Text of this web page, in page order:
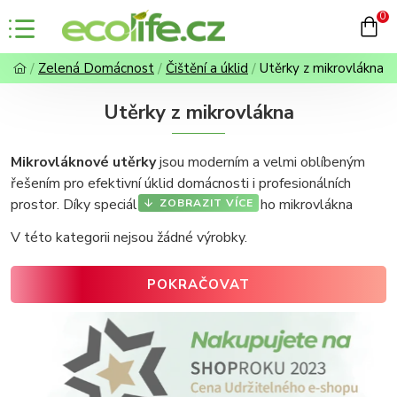
0
Zelená Domácnost Čištění a úklid Utěrky z mikrovlákna
Utěrky z mikrovlákna
Mikrovláknové utěrkyjsou moderním a velmi oblíbeným
řešením pro efektivní úklid domácnosti i profesionálních
prostor. Díky speciální struktuře z jemného mikrovlákna
spolehlivě odstraní i ty nejmenší nečistoty
chrání citlivé povrchy bez nutnosti použití agresivních
chemikálií. Tím šetříte nejen životní prostředí, ale i svůj čas a
Univerzální využití při úklidudělá z mikrovláknových
utěrek nepostradatelného pomocníka v každé domácnosti.
Hlavní výhody mikrovláknových utěrek:
Vysoká savost – perfektně sají vodu, mastnotu i špínu
V této kategorii nejsou žádné výrobky.
POKRAČOVAT